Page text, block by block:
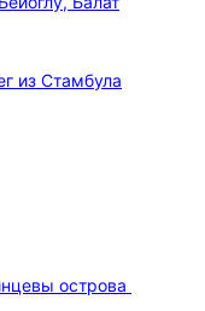
острова